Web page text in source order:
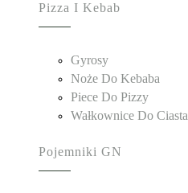
Pizza I Kebab
Gyrosy
Noże Do Kebaba
Piece Do Pizzy
Wałkownice Do Ciasta
Pojemniki GN